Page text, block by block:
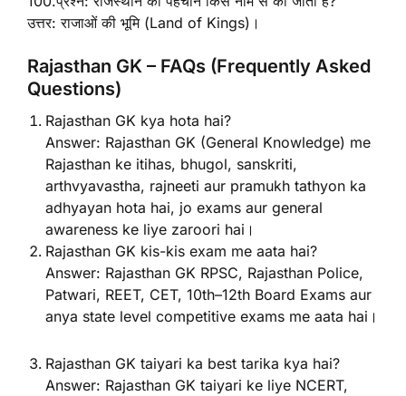
उत्तर: राजाओं की भूमि (Land of Kings)।
Rajasthan GK – FAQs (Frequently Asked
Questions)
Rajasthan GK kya hota hai?
Answer: Rajasthan GK (General Knowledge) me
Rajasthan ke itihas, bhugol, sanskriti,
arthvyavastha, rajneeti aur pramukh tathyon ka
adhyayan hota hai, jo exams aur general
awareness ke liye zaroori hai।
Rajasthan GK kis-kis exam me aata hai?
Answer: Rajasthan GK RPSC, Rajasthan Police,
Patwari, REET, CET, 10th–12th Board Exams aur
anya state level competitive exams me aata hai।
Rajasthan GK taiyari ka best tarika kya hai?
Answer: Rajasthan GK taiyari ke liye NCERT,